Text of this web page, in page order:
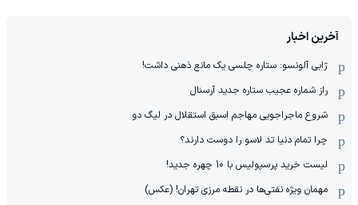
آخرین اخبار
ژابی آلونسو: ستاره چلسی یک مانع ذهنی داشت!
راز شماره عجیب ستاره جدید آرسنال
شروع ماجراجویی مهاجم اسبق استقلال در لیگ دو
چرا تمام دنیا تد لاسو را دوست دارند؟
لیست خرید پرسپولیس با 10 چهره جدید!
مهمان‌ ویژه نفتی‌ها در نقطه مرزی تهران! (عکس)